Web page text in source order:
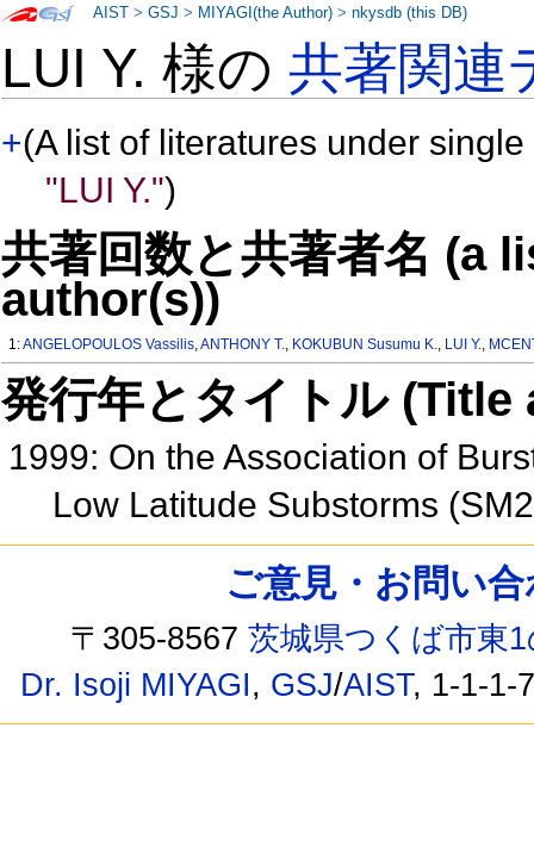
LUI Y. 様の共著関連
+(A list of literatures under
"LUI Y.")
共著回数と共著者名 (a
author(s))
1:ANGELOPOULOS Vassilis,ANTHONY T., KOKUBUN Susumu K., LUI Y.,
発行年とタイトル
1999: On the Association of
Low Latitude Substorms
AIST >GSJ > MIYAGI(the Author) >nkysdb (this DB)
ご意見・お問い
〒305-8567茨城県つくば市東
Dr. Isoji MIYAGI, GSJ/AIST, 1-1-1-